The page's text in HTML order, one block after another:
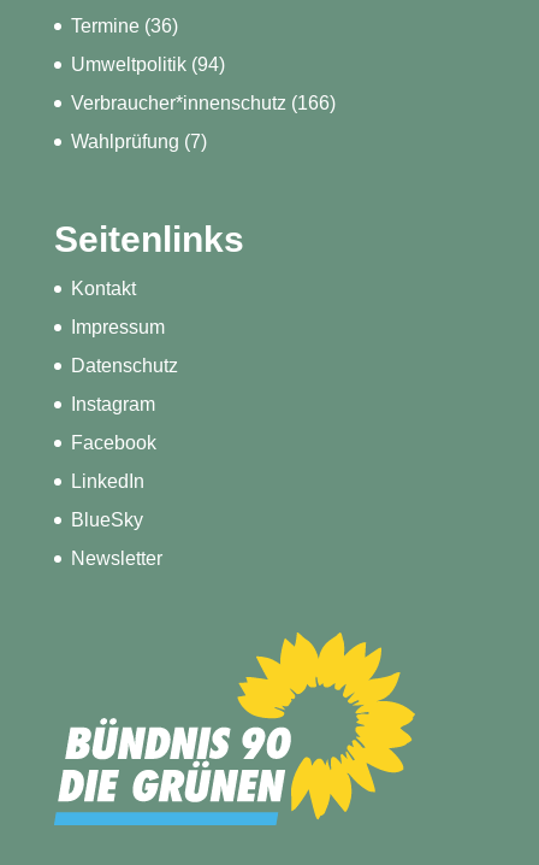
Termine(36)
Umweltpolitik(94)
Verbraucher*innenschutz (166)
Wahlprüfung (7)
Seitenlinks
Kontakt
Impressum
Datenschutz
Instagram
Facebook
LinkedIn
BlueSky
Newsletter